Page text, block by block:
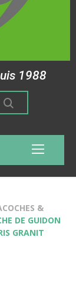
1988
&
DE GUIDON
GRANIT